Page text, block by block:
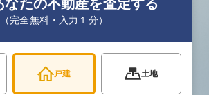
なたの不動産を査定する
（完全無料・入力１分）
戸建 土地